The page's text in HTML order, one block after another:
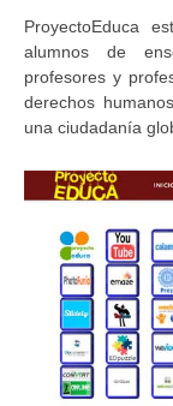
ProyectoEduca
alumnos de
profesores y
derechos
una ciudadanía